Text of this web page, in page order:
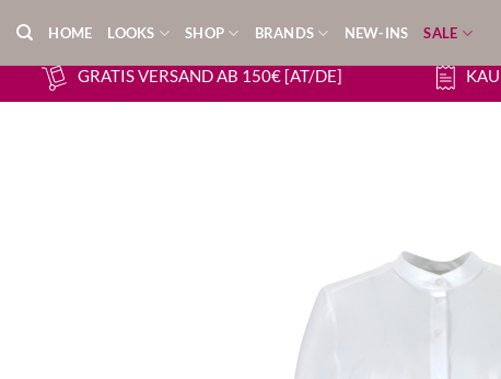
Inhalt
springen
HOME LOOKS SHOP BRANDS NEW-INS SALE
GRATIS VERSAND AB 150€ [AT/DE]